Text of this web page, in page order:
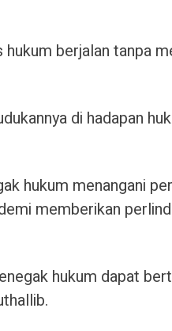
berjalan tanpa
di hadapan
hukum menangani
memberikan
hukum dapat